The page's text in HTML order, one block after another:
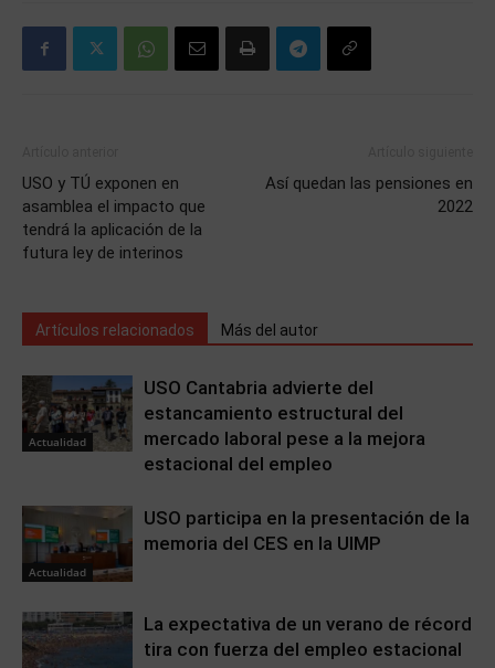
USO y TÚ exponen en
asamblea el impacto que
tendrá la aplicación de la
futura ley de interinos
Así quedan las pensiones en
2022
Artículos relacionados Más del autor
Actualidad
USO Cantabria advierte del
estancamiento estructural del
mercado laboral pese a la mejora
estacional del empleo
Actualidad
USO participa en la presentación de la
memoria del CES en la UIMP
La expectativa de un verano de récord
tira con fuerza del empleo estacional